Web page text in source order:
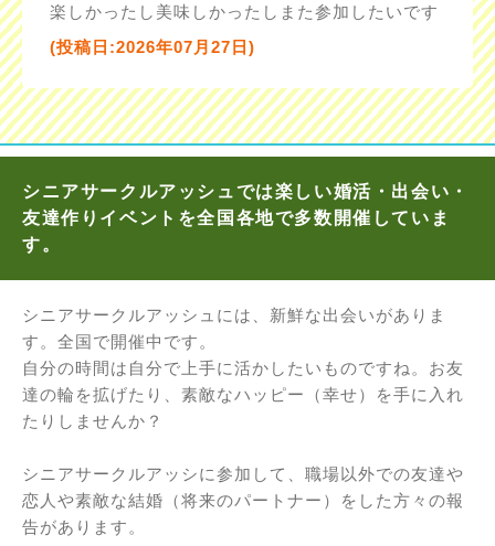
楽しかったし美味しかったしまた参加したいです
(投稿日:2026年07月27日)
シニアサークルアッシュでは楽しい婚活・出会い・
友達作りイベントを全国各地で多数開催していま
す。
シニアサークルアッシュには、新鮮な出会いがありま
す。全国で開催中です。
自分の時間は自分で上手に活かしたいものですね。お友
達の輪を拡げたり、素敵なハッピー（幸せ）を手に入れ
たりしませんか？
シニアサークルアッシに参加して、職場以外での友達や
恋人や素敵な結婚（将来のパートナー）をした方々の報
告があります。